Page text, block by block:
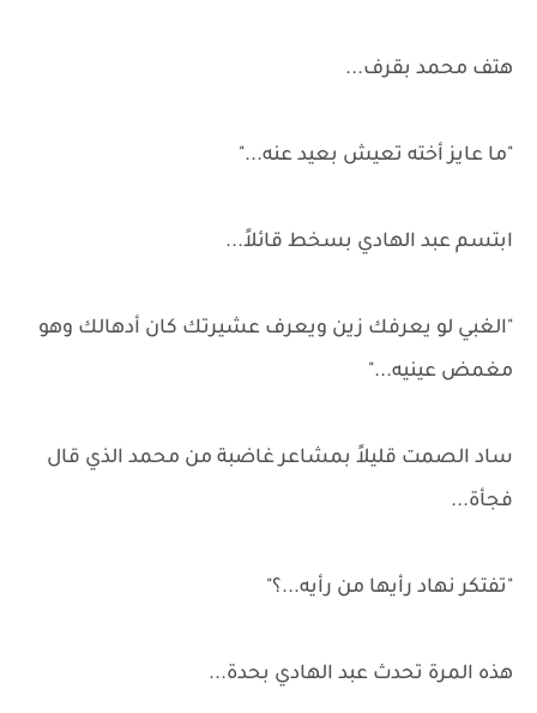
هتف محمد بقرف...
"ما عايز أخته تعيش بعيد عنه..."
ابتسم عبد الهادي بسخط قائلاً...
"الغبي لو يعرفك زين ويعرف عشيرتك كان أدهالك وهو
مغمض عينيه..."
ساد الصمت قليلاً بمشاعر غاضبة من محمد الذي قال
فجأة...
"تفتكر نهاد رأيها من رأيه...؟"
هذه المرة تحدث عبد الهادي بحدة...